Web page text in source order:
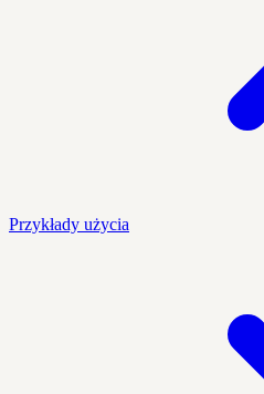
Przykłady użycia